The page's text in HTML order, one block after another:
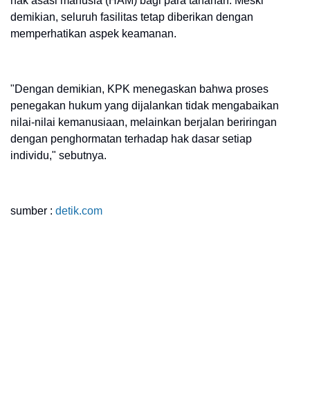
demikian, seluruh fasilitas tetap diberikan dengan
memperhatikan aspek keamanan.
"Dengan demikian, KPK menegaskan bahwa proses
penegakan hukum yang dijalankan tidak mengabaikan
nilai-nilai kemanusiaan, melainkan berjalan beriringan
dengan penghormatan terhadap hak dasar setiap
individu," sebutnya.
sumber : detik.com